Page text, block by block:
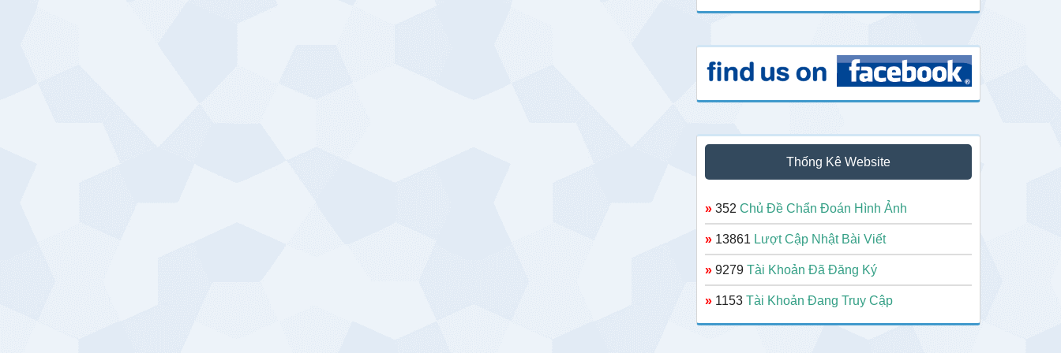
Thống Kê Website
» 352 Chủ Đề Chẩn Đoán Hình Ảnh
» 13861 Lượt Cập Nhật Bài Viết
» 9279 Tài Khoản Đã Đăng Ký
» 1153 Tài Khoản Đang Truy Cập